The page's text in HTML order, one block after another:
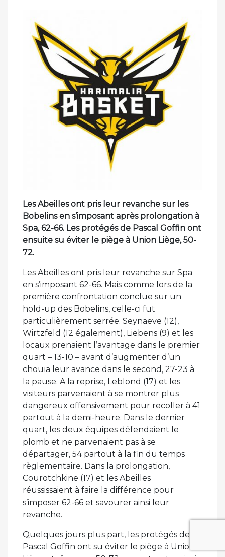
Les Abeilles ont pris leur revanche sur les
Bobelins en s’imposant après prolongation à
Spa, 62-66. Les protégés de Pascal Goffin ont
ensuite su éviter le piège à Union Liège, 50-
72.
Les Abeilles ont pris leur revanche sur Spa
en s’imposant 62-66. Mais comme lors de la
première confrontation conclue sur un
hold-up des Bobelins, celle-ci fut
particulièrement serrée. Seynaeve (12),
Wirtzfeld (12 également), Liebens (9) et les
locaux prenaient l’avantage dans le premier
quart – 13-10 – avant d’augmenter d’un
chouïa leur avance dans le second, 27-23 à
la pause. A la reprise, Leblond (17) et les
visiteurs parvenaient à se montrer plus
dangereux offensivement pour recoller à 41
partout à la demi-heure. Dans le dernier
quart, les deux équipes défendaient le
plomb et ne parvenaient pas à se
départager, 54 partout à la fin du temps
règlementaire. Dans la prolongation,
Courotchkine (17) et les Abeilles
réussissaient à faire la différence pour
s’imposer 62-66 et savourer ainsi leur
revanche.
Quelques jours plus part, les protégés de
Pascal Goffin ont su éviter le piège à Union